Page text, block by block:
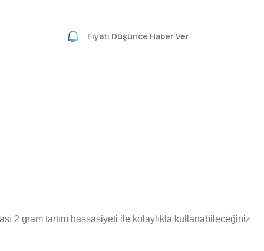
Fiyatı Düşünce Haber Ver
2 gram tartım hassasiyeti ile kolaylıkla kullanabileceğiniz